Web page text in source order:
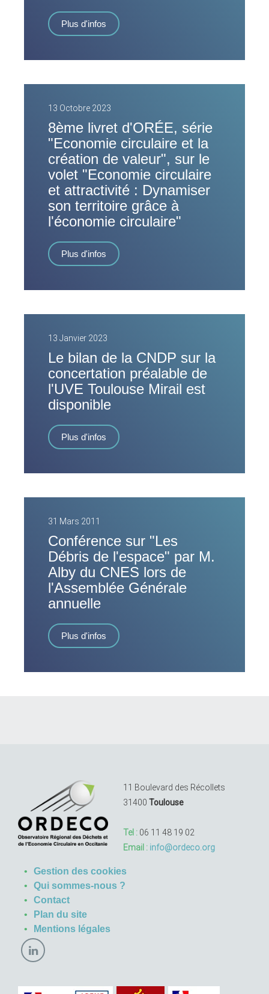
Plus d'infos
13 Octobre 2023
8ème livret d'ORÉE, série
"Economie circulaire et la
création de valeur", sur le
volet "Economie circulaire
et attractivité : Dynamiser
son territoire grâce à
l'économie circulaire"
Plus d'infos
13 Janvier 2023
Le bilan de la CNDP sur la
concertation préalable de
l'UVE Toulouse Mirail est
disponible
Plus d'infos
31 Mars 2011
Conférence sur "Les
Débris de l'espace" par M.
Alby du CNES lors de
l'Assemblée Générale
annuelle
Plus d'infos
11 Boulevard des Récollets
31400 Toulouse
Tel : 06 11 48 19 02
Email : info@ordeco.org
Gestion des cookies
Qui sommes-nous ?
Contact
Plan du site
Mentions légales